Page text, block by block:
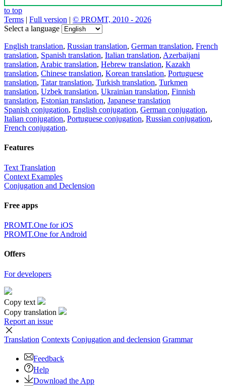
to top
Terms | Full version | © PROMT, 2010 - 2026
Select a language
English translation, Russian translation, German translation, French
translation, Spanish translation, Italian translation, Azerbaijani
translation, Arabic translation, Hebrew translation, Kazakh
translation, Chinese translation, Korean translation, Portuguese
translation, Tatar translation, Turkish translation, Turkmen
translation, Uzbek translation, Ukrainian translation, Finnish
translation, Estonian translation, Japanese translation
Spanish conjugation, English conjugation, German conjugation,
Italian conjugation, Portuguese conjugation, Russian conjugation,
French conjugation.
Features
Text Translation
Context Examples
Conjugation and Declension
Free apps
PROMT.One for iOS
PROMT.One for Android
Offers
For developers
Copy text
Copy translation
Report an issue
Translation Contexts Conjugation and declension Grammar
Feedback
Help
Download the App